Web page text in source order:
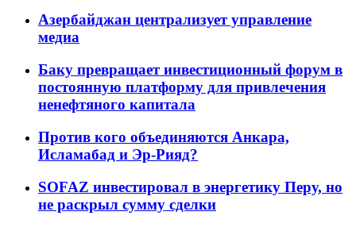
Азербайджан централизует управление
медиа
Баку превращает инвестиционный форум в
постоянную платформу для привлечения
ненефтяного капитала
Против кого объединяются Анкара,
Исламабад и Эр-Рияд?
SOFAZ инвестировал в энергетику Перу, но
не раскрыл сумму сделки